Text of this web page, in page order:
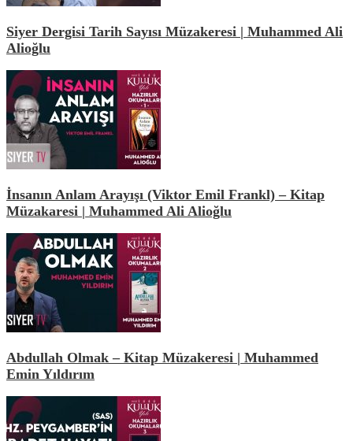
Siyer Dergisi Tarih Sayısı Müzakeresi | Muhammed Ali
Alioğlu
İnsanın Anlam Arayışı (Viktor Emil Frankl) – Kitap
Müzakaresi | Muhammed Ali Alioğlu
Abdullah Olmak – Kitap Müzakeresi | Muhammed
Emin Yıldırım